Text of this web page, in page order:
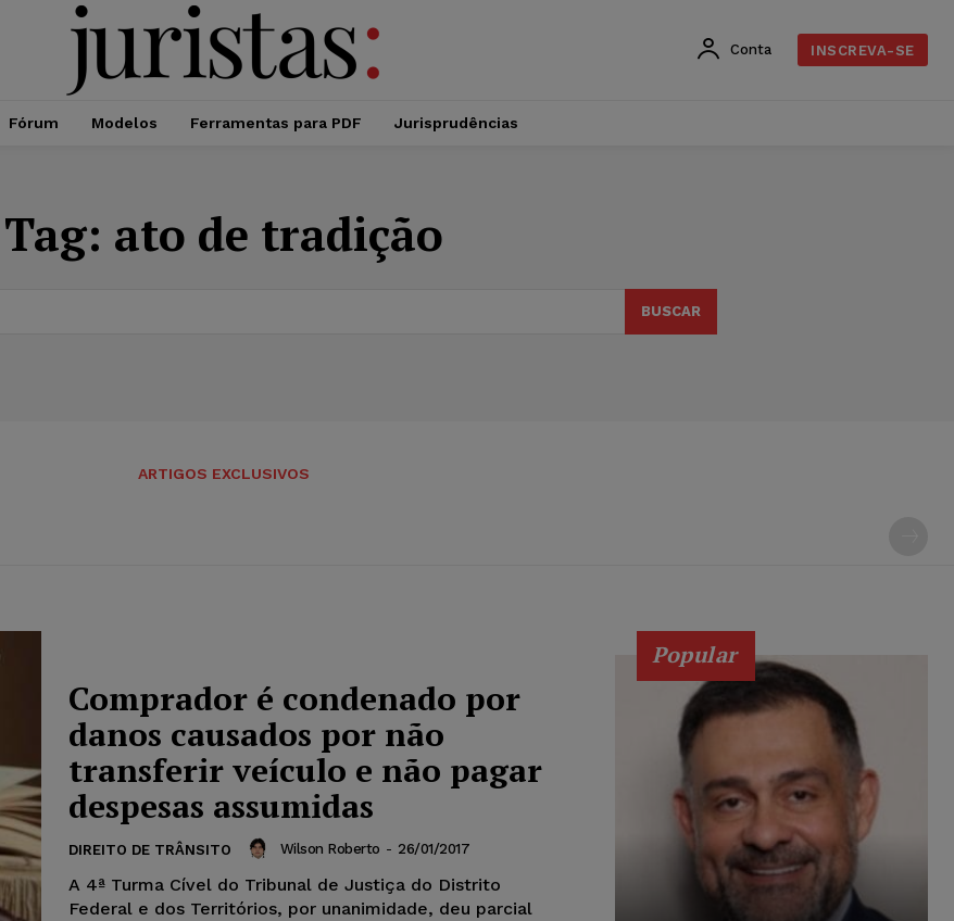
Conta INSCREVA-SE
Fórum Modelos Ferramentas para PDF Jurisprudências
Tag: ato de tradição
BUSCAR
ARTIGOS EXCLUSIVOS
Comprador é condenado por
danos causados por não
transferir veículo e não pagar
despesas assumidas
DIREITO DE TRÂNSITO Wilson Roberto - 26/01/2017
A 4ª Turma Cível do Tribunal de Justiça do Distrito
Federal e dos Territórios, por unanimidade, deu parcial
Popular